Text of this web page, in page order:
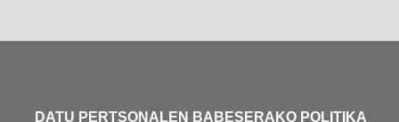
DATU PERTSONALEN BABESERAKO POLITIKA